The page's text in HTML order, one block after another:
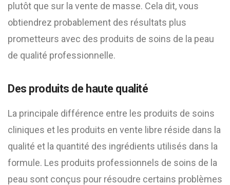
plutôt que sur la vente de masse. Cela dit, vous
obtiendrez probablement des résultats plus
prometteurs avec des produits de soins de la peau
de qualité professionnelle.
Des produits de haute qualité
La principale différence entre les produits de soins
cliniques et les produits en vente libre réside dans la
qualité et la quantité des ingrédients utilisés dans la
formule. Les produits professionnels de soins de la
peau sont conçus pour résoudre certains problèmes